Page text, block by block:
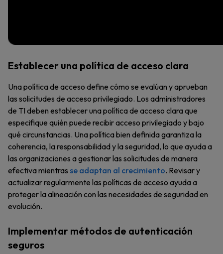
Establecer una política de acceso clara
Una política de acceso define cómo se evalúan y aprueban
las solicitudes de acceso privilegiado. Los administradores
de TI deben establecer una política de acceso clara que
especifique quién puede recibir acceso privilegiado y bajo
qué circunstancias. Una política bien definida garantiza la
coherencia, la responsabilidad y la seguridad, lo que ayuda a
las organizaciones a gestionar las solicitudes de manera
efectiva mientras se adaptan al crecimiento. Revisar y
actualizar regularmente las políticas de acceso ayuda a
proteger la alineación con las necesidades de seguridad en
evolución.
Implementar métodos de autenticación
seguros